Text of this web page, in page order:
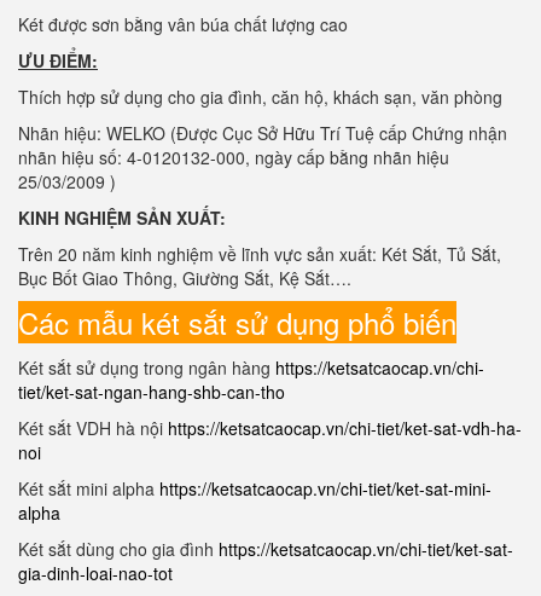
Két được sơn bằng vân búa chất lượng cao
ƯU ĐIỂM:
Thích hợp sử dụng cho gia đình, căn hộ, khách sạn, văn phòng
Nhãn hiệu: WELKO (Được Cục Sở Hữu Trí Tuệ cấp Chứng nhận
nhãn hiệu số: 4-0120132-000, ngày cấp bằng nhãn hiệu
25/03/2009 )
KINH NGHIỆM SẢN XUẤT:
Trên 20 năm kinh nghiệm về lĩnh vực sản xuất: Két Sắt, Tủ Sắt,
Bục Bốt Giao Thông, Giường Sắt, Kệ Sắt….
Các mẫu két sắt sử dụng phổ biến
Két sắt sử dụng trong ngân hàng https://ketsatcaocap.vn/chi-
tiet/ket-sat-ngan-hang-shb-can-tho
Két sắt VDH hà nội https://ketsatcaocap.vn/chi-tiet/ket-sat-vdh-ha-
noi
Két sắt mini alpha https://ketsatcaocap.vn/chi-tiet/ket-sat-mini-
alpha
Két sắt dùng cho gia đình https://ketsatcaocap.vn/chi-tiet/ket-sat-
gia-dinh-loai-nao-tot